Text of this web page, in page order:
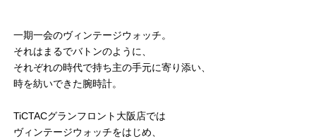
一期一会のヴィンテージウォッチ。
それはまるでバトンのように、
それぞれの時代で持ち主の手元に寄り添い、
時を紡いできた腕時計。
TiCTACグランフロント大阪店では
ヴィンテージウォッチをはじめ、